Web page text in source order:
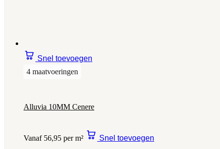
Snel toevoegen
4 maatvoeringen
Alluvia 10MM Cenere
Vanaf 56,95 per m² Snel toevoegen